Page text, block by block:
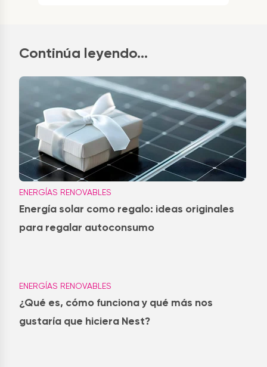
Continúa leyendo...
ENERGÍAS RENOVABLES
Energía solar como regalo: ideas originales
para regalar autoconsumo
ENERGÍAS RENOVABLES
¿Qué es, cómo funciona y qué más nos
gustaría que hiciera Nest?